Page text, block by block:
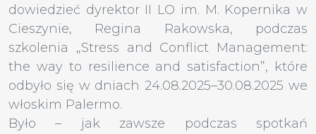
dowiedzieć dyrektor II LO im. M. Kopernika w
Cieszynie, Regina Rakowska, podczas
szkolenia „Stress and Conflict Management:
the way to resilience and satisfaction”, które
odbyło się w dniach 24.08.2025–30.08.2025 we
włoskim Palermo.
Było – jak zawsze podczas spotkań